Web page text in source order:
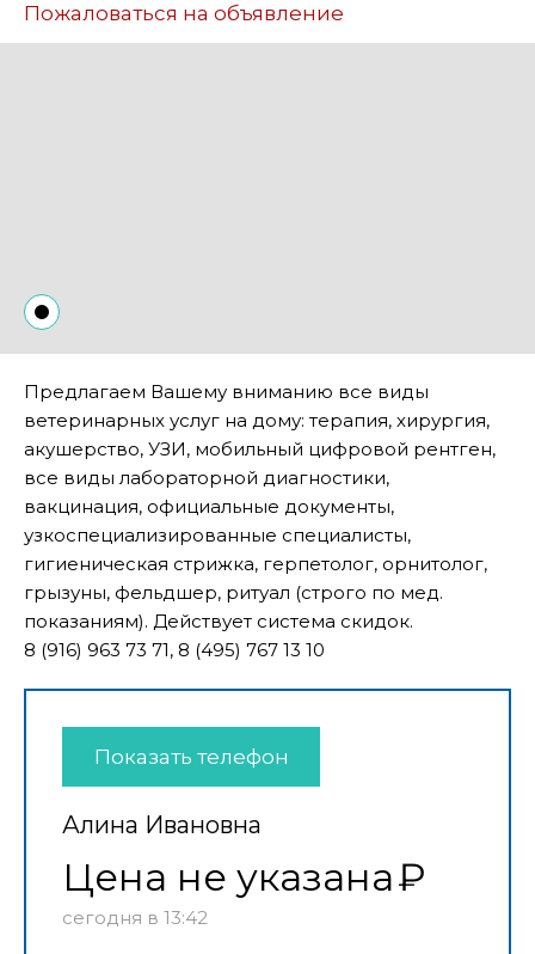
Пожаловаться на объявление
Предлагаем Вашему вниманию все виды
ветеринарных услуг на дому: терапия, хирургия,
акушерство, УЗИ, мобильный цифровой рентген,
все виды лабораторной диагностики,
вакцинация, официальные документы,
узкоспециализированные специалисты,
гигиеническая стрижка, герпетолог, орнитолог,
грызуны, фельдшер, ритуал (строго по мед.
показаниям). Действует система скидок.
8 (916) 963 73 71, 8 (495) 767 13 10
Показать телефон
Алина Ивановна
Цена не указана
сегодня в 13:42